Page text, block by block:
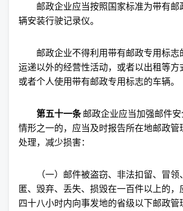
邮政企业应当按照国家标准为带有邮
辆安装行驶记录仪。
邮政企业不得利用带有邮政专用标志
运递以外的经营性活动，或者以出租等方
或者个人使用带有邮政专用标志的车辆。
第五十一条邮政企业应当加强邮件
情形之一的，应当及时报告所在地邮政管
处理，减少损害：
（一）邮件被盗窃、非法扣留、冒领
匿、毁弃、丢失、损毁在一百件以上的，
四十八小时内向事发地的省级以下邮政管